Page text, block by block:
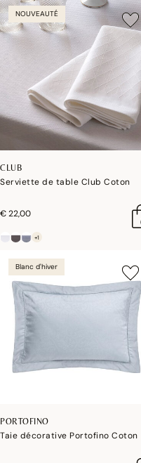
NOUVEAUTÉ
CLUB
Serviette de table Club Coton
€ 22,00
+1
Blanc d'hiver
PORTOFINO
Taie décorative Portofino Coton